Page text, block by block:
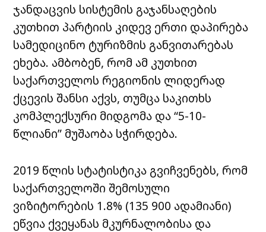
ჯანდაცვის სისტემის გაჯანსაღების
კუთხით პარტიის კიდევ ერთი დაპირება
სამედიცინო ტურიზმის განვითარებას
ეხება. ამბობენ, რომ ამ კუთხით
საქართველოს რეგიონის ლიდერად
ქცევის შანსი აქვს, თუმცა საკითხს
კომპლექსური მიდგომა და “5-10-
წლიანი” მუშაობა სჭირდება.
2019 წლის სტატისტიკა გვიჩვენებს, რომ
საქართველოში შემოსული
ვიზიტორების 1.8% (135 900 ადამიანი)
ეწვია ქვეყანას მკურნალობისა და